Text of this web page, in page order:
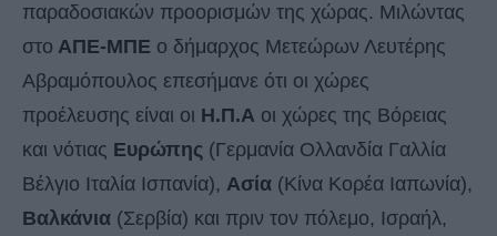
παραδοσιακών προορισμών της χώρας. Μιλώντας
στο ΑΠΕ-ΜΠΕ ο δήμαρχος Μετεώρων Λευτέρης
Αβραμόπουλος επεσήμανε ότι οι χώρες
προέλευσης είναι οι Η.Π.Α οι χώρες της Βόρειας
και νότιας Ευρώπης (Γερμανία Ολλανδία Γαλλία
Βέλγιο Ιταλία Ισπανία), Ασία (Κίνα Κορέα Ιαπωνία),
Βαλκάνια (Σερβία) και πριν τον πόλεμο, Ισραήλ,